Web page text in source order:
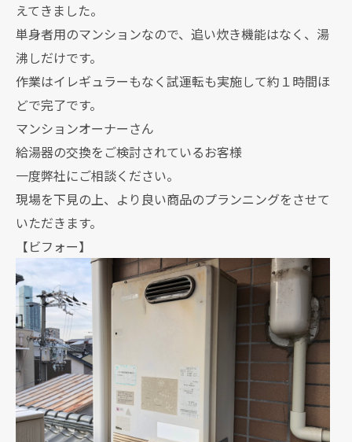
えてきました。
単身者用のマンションなので、追い炊き機能はなく、湯
沸しだけです。
作業はイレギュラーもなく試運転も実施して約１時間ほ
どで完了です。
マンションオーナーさん
給湯器の交換をご検討されているお客様
一度弊社にご相談ください。
現場を下見の上、より良い商品のプランニングをさせて
いただきます。
【ビフォー】